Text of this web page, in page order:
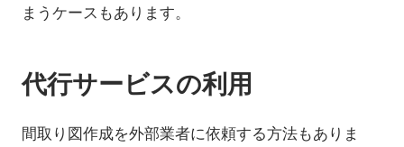
まうケースもあります。
代行サービスの利用
間取り図作成を外部業者に依頼する方法もありま